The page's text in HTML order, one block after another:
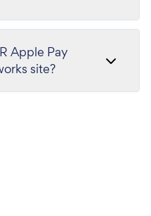
Apple Pay
site?